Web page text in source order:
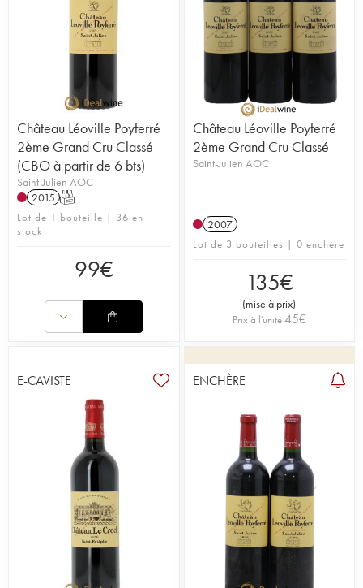
Château Léoville Poyferré
2ème Grand Cru Classé
(CBO à partir de 6 bts)
Saint-Julien AOC
2015 T
Lot de 1 bouteille | 36 en
stock
99€
Château Léoville Poyferré
2ème Grand Cru Classé
Saint-Julien AOC
2007
Lot de 3 bouteilles | 0 enchère
135€
(mise à prix)
Prix à l'unité45€
E-CAVISTE ENCHÈRE